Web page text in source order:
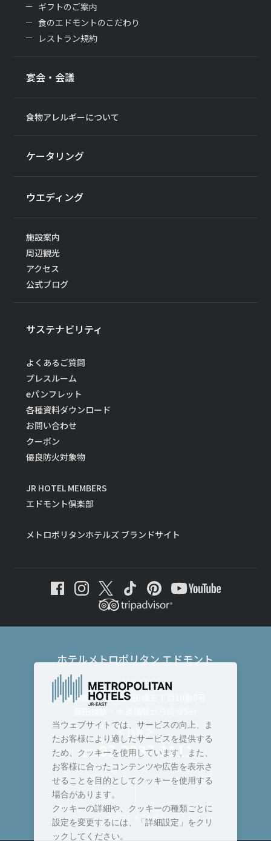
ギフトのご案内
食のエドモントのこだわり
レストラン規約
宴会・会議
食物アレルギーについて
ケータリング
ウエディング
施設案内
周辺観光
アクセス
公式ブログ
サステナビリティ
よくあるご質問
プレスルーム
eパンフレット
各種資料ダウンロード
お問い合わせ
クーポン
優良防火対象物
JR HOTEL MEMBERS
エドモント倶楽部
メトロポリタンホテルズ ブランドサイト
ホテルメトロポリタン エドモント
〒102-8130
東京都千代田区飯田橋三丁目10番8号
＜ 代表 ＞
TEL :03-3237-1111
ページトップへ戻る
当ウェブサイトでは、サービスの向上、ま
たお客様により適したサービスを提供する
ため、クッキーを使用しています。また、
お客様に合ったコンテンツや広告を表示さ
せることを目的としてクッキーを使用する
場合があります。
クッキーの詳細や、クッキーの種類ごとに
設定を変更するには、「詳細設定」をクリ
ックしてください。